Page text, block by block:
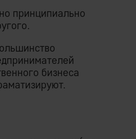
принципиально
бизнеса